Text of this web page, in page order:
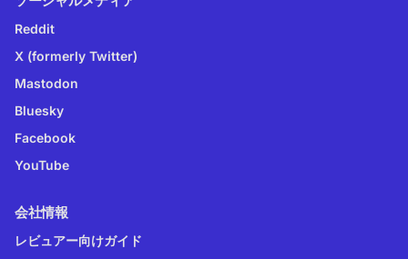
Reddit
X (formerly Twitter)
Mastodon
Bluesky
Facebook
YouTube
会社情報
レビュアー向けガイド